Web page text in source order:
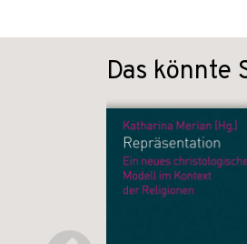
Das könnte